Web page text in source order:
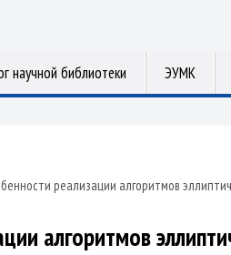
научной библиотеки ЭУМК
реализации алгоритмов
алгоритмов